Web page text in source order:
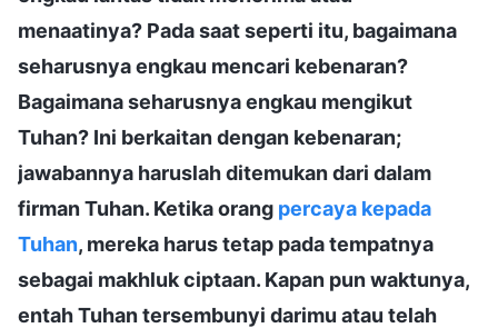
menaatinya? Pada saat seperti itu, bagaimana
seharusnya engkau mencari kebenaran?
Bagaimana seharusnya engkau mengikut
Tuhan? Ini berkaitan dengan kebenaran;
jawabannya haruslah ditemukan dari dalam
firman Tuhan. Ketika orang percaya kepada
Tuhan, mereka harus tetap pada tempatnya
sebagai makhluk ciptaan. Kapan pun waktunya,
entah Tuhan tersembunyi darimu atau telah